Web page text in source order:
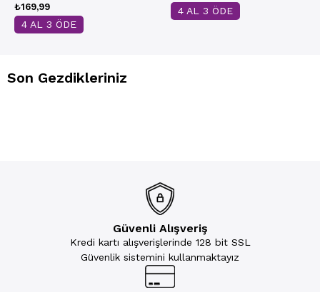
₺169,99
4 AL 3 ÖDE
4 AL 3 ÖDE
Son Gezdikleriniz
Güvenli Alışveriş
Kredi kartı alışverişlerinde 128 bit SSL
Güvenlik sistemini kullanmaktayız